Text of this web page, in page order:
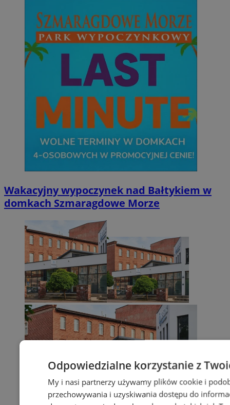
Wakacyjny wypoczynek nad Bałtykiem w
domkach Szmaragdowe Morze
Odpowiedzialne korzystanie z
My i nasi partnerzy używamy plików cookie i
przechowywania i uzyskiwania dostępu do